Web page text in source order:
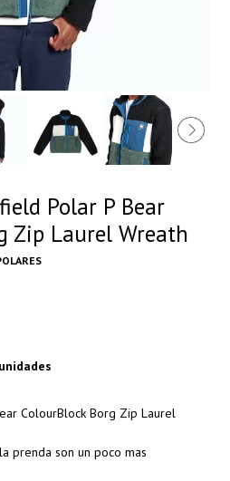
Polar P Bear
Zip Laurel Wreath
ColourBlock Borg Zip Laurel
prenda son un poco mas